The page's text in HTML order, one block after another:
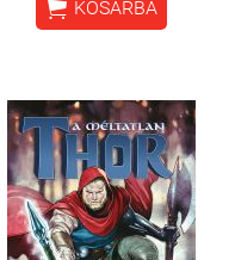
 KOSÁRBA